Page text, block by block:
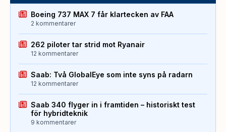
Boeing 737 MAX 7 får klartecken av FAA
2 kommentarer
262 piloter tar strid mot Ryanair
12 kommentarer
Saab: Två GlobalEye som inte syns på radarn
12 kommentarer
Saab 340 flyger in i framtiden – historiskt test
för hybridteknik
9 kommentarer